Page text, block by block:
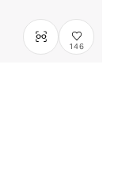
146